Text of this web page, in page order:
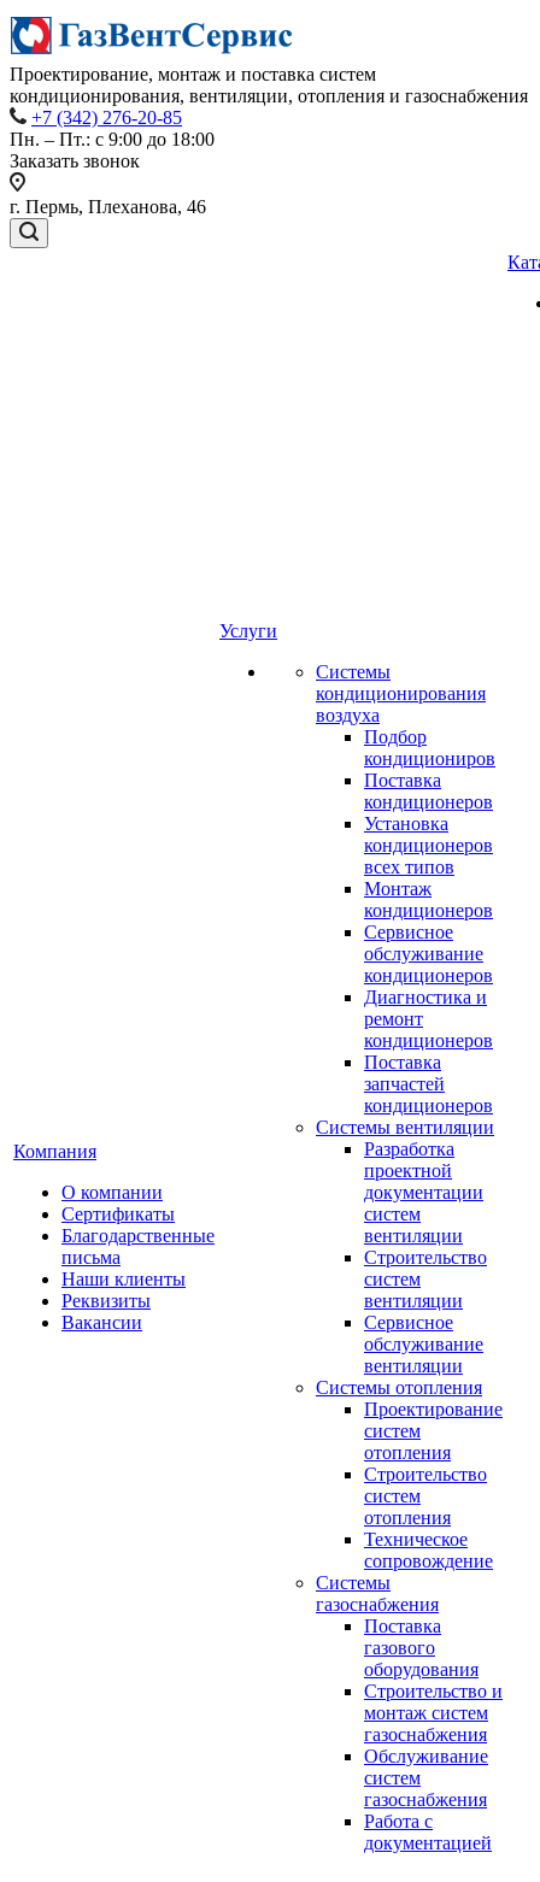
Проектирование, монтаж и поставка систем
кондиционирования, вентиляции, отопления и газоснабжения
+7 (342) 276-20-85
Пн. – Пт.: с 9:00 до 18:00
Заказать звонок
г. Пермь, Плеханова, 46
Компания
О компании
Сертификаты
Благодарственные
письма
Наши клиенты
Реквизиты
Вакансии
Услуги
Системы
кондиционирования
воздуха
Подбор
кондициониров
Поставка
кондиционеров
Установка
кондиционеров
всех типов
Монтаж
кондиционеров
Сервисное
обслуживание
кондиционеров
Диагностика и
ремонт
кондиционеров
Поставка
запчастей
кондиционеров
Системы вентиляции
Разработка
проектной
документации
систем
вентиляции
Строительство
систем
вентиляции
Сервисное
обслуживание
вентиляции
Системы отопления
Проектирование
систем
отопления
Строительство
систем
отопления
Техническое
сопровождение
Системы
газоснабжения
Поставка
газового
оборудования
Строительство и
монтаж систем
газоснабжения
Обслуживание
систем
газоснабжения
Работа с
документацией